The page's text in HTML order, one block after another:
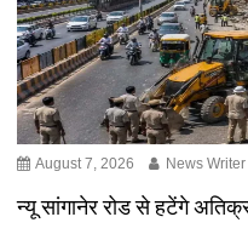
August 7, 2026 News
न्यू सांगानेर रोड से हटेंगे